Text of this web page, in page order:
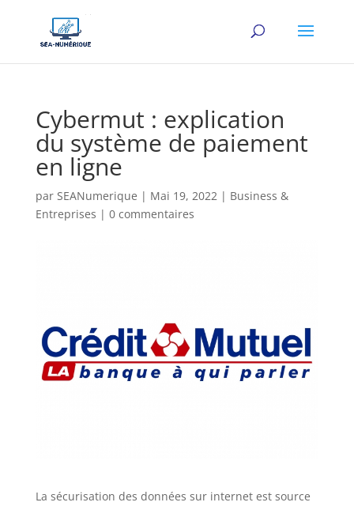
Cybermut : explication
du système de paiement
en ligne
par SEANumerique | Mai 19, 2022| Business &
Entreprises | 0 commentaires
La sécurisation des données sur internet est source